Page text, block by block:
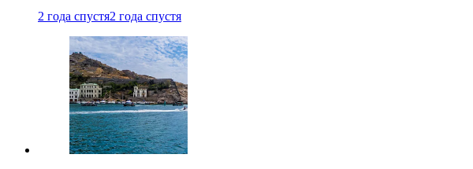
2 года спустя2 года спустя